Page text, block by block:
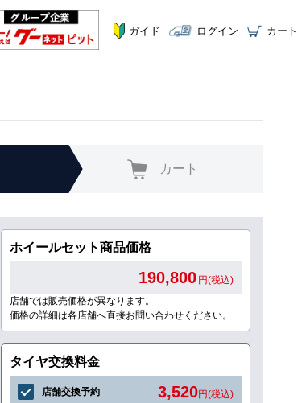
ガイド ログイン カート
カート
ホイールセット商品価格
190,800 円(税込)
店舗では販売価格が異なります。
価格の詳細は各店舗へ直接お問い合わせください。
タイヤ交換料金
店舗交換予約 3,520円(税込)